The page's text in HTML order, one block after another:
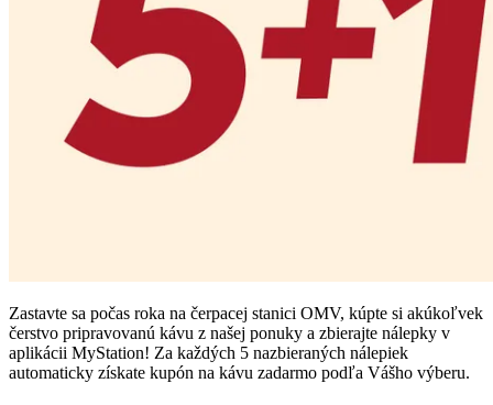
Zastavte sa počas roka na čerpacej stanici OMV, kúpte si akúkoľvek
čerstvo pripravovanú kávu z našej ponuky a zbierajte nálepky v
aplikácii MyStation! Za každých 5 nazbieraných nálepiek
automaticky získate kupón na kávu zadarmo podľa Vášho výberu.